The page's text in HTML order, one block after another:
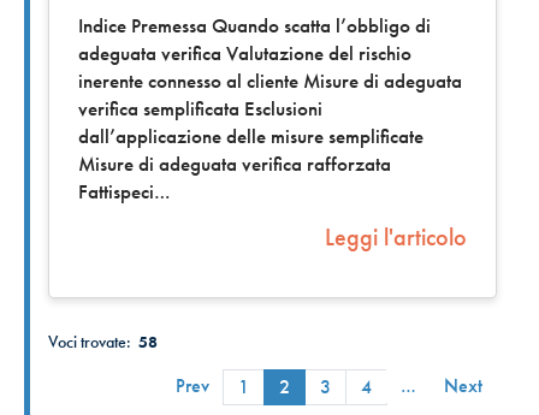
Indice Premessa Quando scatta l’obbligo di
adeguata verifica Valutazione del rischio
inerente connesso al cliente Misure di adeguata
verifica semplificata Esclusioni
dall’applicazione delle misure semplificate
Misure di adeguata verifica rafforzata
Fattispeci
Leggi l'articolo
Voci trovate: 58
Prev 1 2 3 4 … Next